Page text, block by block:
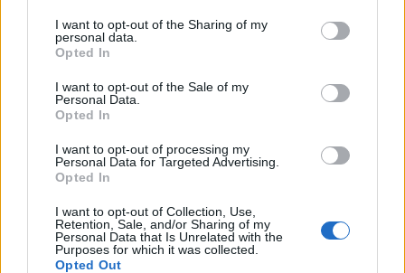
I want to opt-out of the Sharing of my
personal data.
Opted In
I want to opt-out of the Sale of my
Personal Data.
Opted In
I want to opt-out of processing my
Personal Data for Targeted Advertising.
Opted In
I want to opt-out of Collection, Use,
Retention, Sale, and/or Sharing of my
Personal Data that Is Unrelated with the
Purposes for which it was collected.
Opted Out
VW: Η δύσκολη εξίσωση της
αναδιάρθρωσης
18η συνεχόμενη χρονιά για τον
ΟΤΕ στη διεθνή σειρά δεικτών
πύλες του σε όλους
ESG Report 2025: Πώς η ΑΒ Βασιλόπουλος μετατρέπει τη
βιωσιμότητα σε καθημερινή πράξη